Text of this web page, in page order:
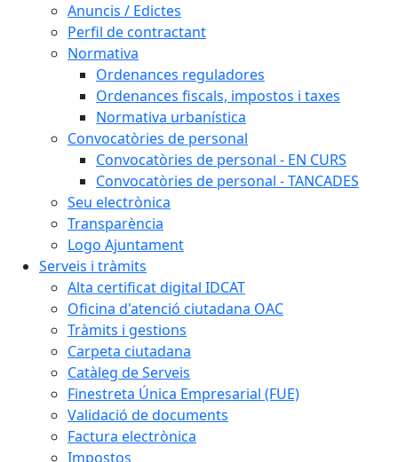
Anuncis / Edictes
Perfil de contractant
Normativa
Ordenances reguladores
Ordenances fiscals, impostos i taxes
Normativa urbanística
Convocatòries de personal
Convocatòries de personal - EN CURS
Convocatòries de personal - TANCADES
Seu electrònica
Transparència
Logo Ajuntament
Serveis i tràmits
Alta certificat digital IDCAT
Oficina d'atenció ciutadana OAC
Tràmits i gestions
Carpeta ciutadana
Catàleg de Serveis
Finestreta Única Empresarial (FUE)
Validació de documents
Factura electrònica
Impostos